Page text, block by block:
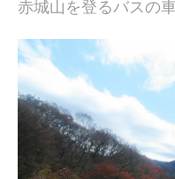
赤城山を登るバスの